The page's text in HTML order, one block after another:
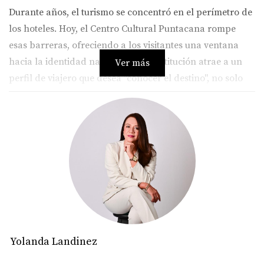
Durante años, el turismo se concentró en el perímetro de
los hoteles. Hoy, el Centro Cultural Puntacana rompe
esas barreras, ofreciendo a los visitantes una ventana
hacia la identidad nacional. Esta institución atrae a un
perfil de viajero que desea "conocer el destino", no solo
visitarlo. Para tu propiedad, esto significa que el entorno
se vuelve más dinámico y relevante, captando la atención
de quienes buscan experiencias auténticas y
enriquecedoras más allá de la tumbona de playa.
2. Diversificación de nichos: El
huésped que busca historia y
Al invertir cerca de este polo cultural, tu mercado
objetivo se expande. Ya no solo atraes al turista de sol;
Ver más
Yolanda Landinez